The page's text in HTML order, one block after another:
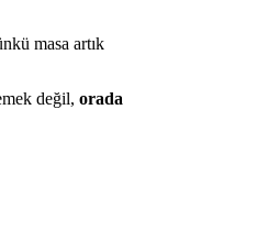
masa artık
değil, orada